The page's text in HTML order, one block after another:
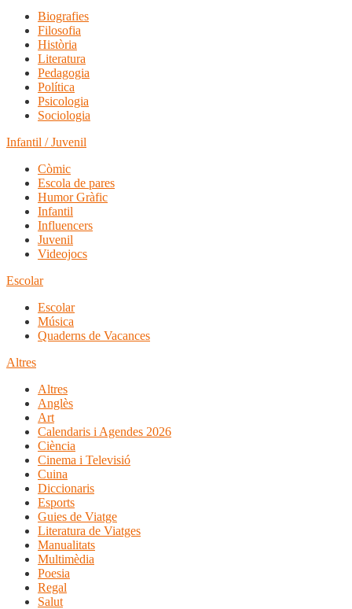
Biografies
Filosofia
Història
Literatura
Pedagogia
Política
Psicologia
Sociologia
Infantil / Juvenil
Còmic
Escola de pares
Humor Gràfic
Infantil
Influencers
Juvenil
Videojocs
Escolar
Escolar
Música
Quaderns de Vacances
Altres
Altres
Anglès
Art
Calendaris i Agendes 2026
Ciència
Cinema i Televisió
Cuina
Diccionaris
Esports
Guies de Viatge
Literatura de Viatges
Manualitats
Multimèdia
Poesia
Regal
Salut